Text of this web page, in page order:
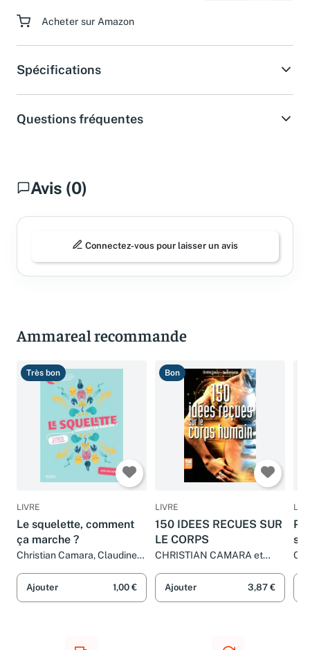
Acheter sur Amazon
Spécifications
Questions fréquentes
Avis (0)
Connectez-vous pour laisser un avis
Ammareal recommande
Très bon
LIVRE
Le squelette, comment
ça marche ?
Christian Camara, Claudine
Ajouter 1,00 €
Bon
LIVRE
150 IDEES RECUES SUR
LE CORPS
CHRISTIAN CAMARA et
Ajouter 3,87 €